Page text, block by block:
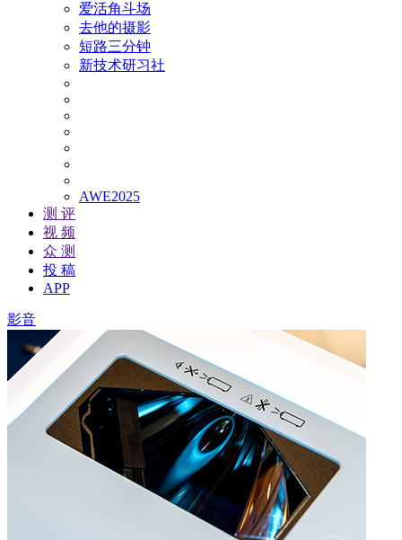
爱活角斗场
去他的摄影
短路三分钟
新技术研习社
AWE2025
测 评
视 频
众 测
投 稿
APP
影音